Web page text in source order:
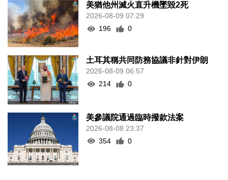
美猶他州滅火直升機墜毀2死
2026-08-09 07:29
196
0
土耳其稱共同防務協議非針對伊朗
2026-08-09 06:57
214
0
美參議院通過臨時撥款法案
2026-08-08 23:37
354
0